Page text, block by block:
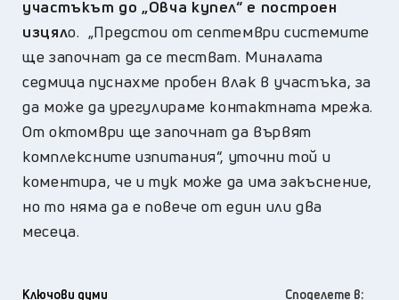
участъкът до „Овча купел“ е построен
изцяло. „Предстои от септември системите
ще започнат да се тестват. Миналата
седмица пуснахме пробен влак в участъка, за
да може да урегулираме контактната мрежа.
От октомври ще започнат да вървят
комплексните изпитания“, уточни той и
коментира, че и тук може да има закъснение,
но то няма да е повече от един или два
месеца.
Ключови думи Споделете в: